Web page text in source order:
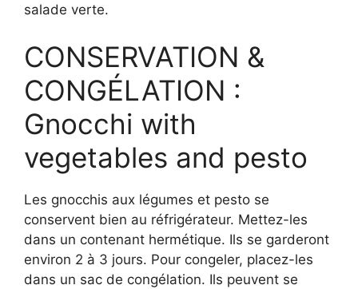
salade verte.
CONSERVATION &
CONGÉLATION :
Gnocchi with
vegetables and pesto
Les gnocchis aux légumes et pesto se
conservent bien au réfrigérateur. Mettez-les
dans un contenant hermétique. Ils se garderont
environ 2 à 3 jours. Pour congeler, placez-les
dans un sac de congélation. Ils peuvent se